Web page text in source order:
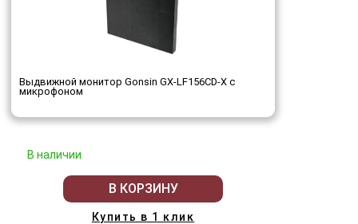
Выдвижной монитор Gonsin GX-LF156CD-X с
микрофоном
В наличии
В КОРЗИНУ
Купить в 1 клик